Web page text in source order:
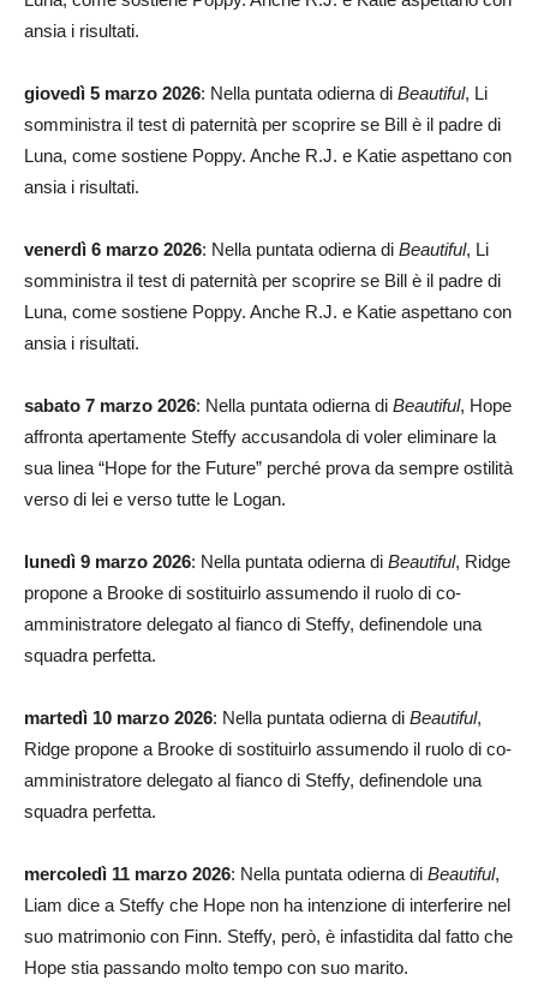
ansia i risultati.
giovedì 5 marzo 2026: Nella puntata odierna di Beautiful, Li
somministra il test di paternità per scoprire se Bill è il padre di
Luna, come sostiene Poppy. Anche R.J. e Katie aspettano con
ansia i risultati.
venerdì 6 marzo 2026: Nella puntata odierna di Beautiful, Li
somministra il test di paternità per scoprire se Bill è il padre di
Luna, come sostiene Poppy. Anche R.J. e Katie aspettano con
ansia i risultati.
sabato 7 marzo 2026: Nella puntata odierna di Beautiful, Hope
affronta apertamente Steffy accusandola di voler eliminare la
sua linea “Hope for the Future” perché prova da sempre ostilità
verso di lei e verso tutte le Logan.
lunedì 9 marzo 2026: Nella puntata odierna di Beautiful, Ridge
propone a Brooke di sostituirlo assumendo il ruolo di co-
amministratore delegato al fianco di Steffy, definendole una
squadra perfetta.
martedì 10 marzo 2026: Nella puntata odierna di Beautiful,
Ridge propone a Brooke di sostituirlo assumendo il ruolo di co-
amministratore delegato al fianco di Steffy, definendole una
squadra perfetta.
mercoledì 11 marzo 2026: Nella puntata odierna di Beautiful,
Liam dice a Steffy che Hope non ha intenzione di interferire nel
suo matrimonio con Finn. Steffy, però, è infastidita dal fatto che
Hope stia passando molto tempo con suo marito.